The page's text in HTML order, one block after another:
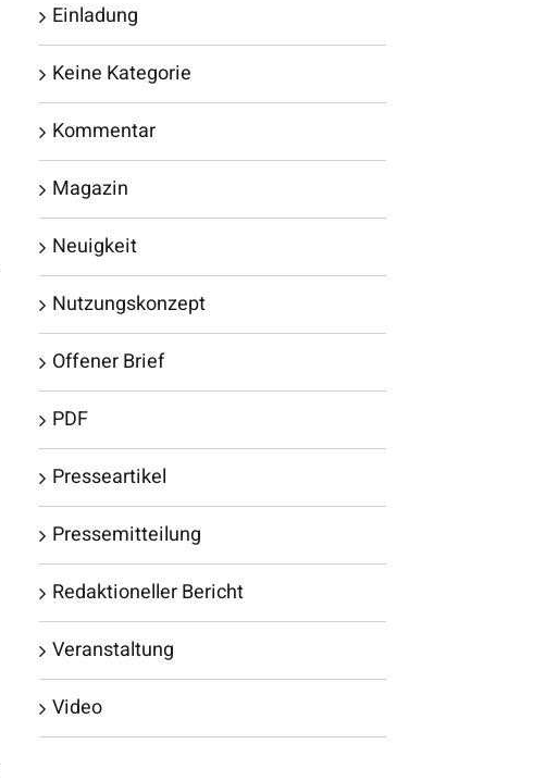
Einladung
Keine Kategorie
Kommentar
Magazin
Neuigkeit
Nutzungskonzept
Offener Brief
PDF
Presseartikel
Pressemitteilung
Redaktioneller Bericht
Veranstaltung
Video